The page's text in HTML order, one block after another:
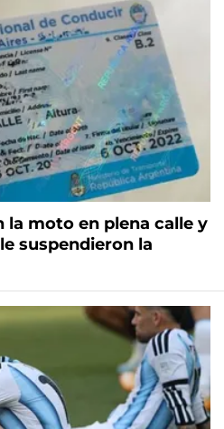
la moto en plena calle y
suspendieron la